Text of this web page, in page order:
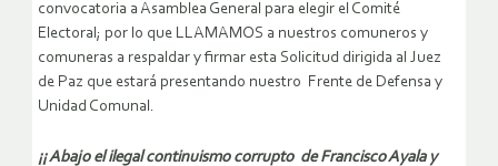
convocatoria a Asamblea General para elegir el Comité
Electoral; por lo que LLAMAMOS a nuestros comuneros y
comuneras a respaldar y firmar esta Solicitud dirigida al Juez
de Paz que estará presentando nuestro Frente de Defensa y
Unidad Comunal.
¡¡ Abajo el ilegal continuismo corrupto de Francisco Ayala y